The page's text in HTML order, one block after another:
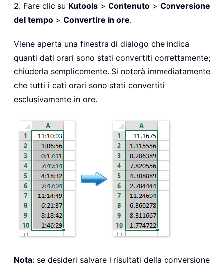
2. Fare clic su Kutools > Contenuto > Conversione
del tempo > Convertire in ore.
Viene aperta una finestra di dialogo che indica
quanti dati orari sono stati convertiti correttamente;
chiuderla semplicemente. Si noterà immediatamente
che tutti i dati orari sono stati convertiti
esclusivamente in ore.
Nota: se desideri salvare i risultati della conversione